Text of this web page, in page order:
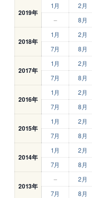
2019年
1月 2月
–
8月
2018年
1月 2月
7月
8月
2017年
1月 2月
7月
8月
2016年
1月 2月
7月
8月
2015年
1月 2月
7月
8月
2014年
1月 2月
7月
8月
2013年
– 2月
7月
8月